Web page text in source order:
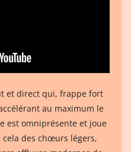
et direct qui, frappe fort
au maximum le
est omniprésente et joue
des chœurs légers,